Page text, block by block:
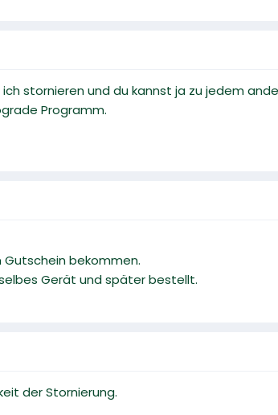
stornieren und du kannst ja zu jedem
Programm.
bekommen.
Gerät und später bestellt.
der Stornierung.